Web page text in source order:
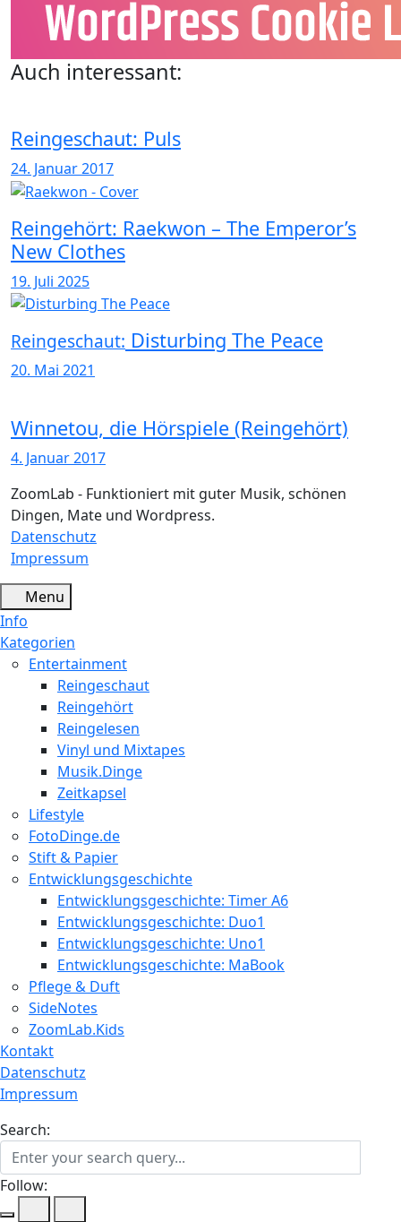
Auch interessant:
Reingeschaut: Puls
24. Januar 2017
Reingehört: Raekwon – The Emperor’s
New Clothes
19. Juli 2025
Reingeschaut: Disturbing The Peace
20. Mai 2021
Winnetou, die Hörspiele (Reingehört)
4. Januar 2017
ZoomLab - Funktioniert mit guter Musik, schönen
Dingen, Mate und Wordpress.
Datenschutz
Impressum
Menu
Info
Kategorien
Entertainment
Reingeschaut
Reingehört
Reingelesen
Vinyl und Mixtapes
Musik.Dinge
Zeitkapsel
Lifestyle
FotoDinge.de
Stift & Papier
Entwicklungsgeschichte
Entwicklungsgeschichte: Timer A6
Entwicklungsgeschichte: Duo1
Entwicklungsgeschichte: Uno1
Entwicklungsgeschichte: MaBook
Pflege & Duft
SideNotes
ZoomLab.Kids
Kontakt
Datenschutz
Impressum
Search:
Follow: